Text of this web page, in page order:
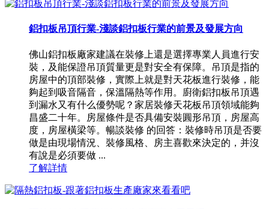
鋁扣板吊頂行業-淺談鋁扣板行業的前景及發展方向
佛山鋁扣板廠家建議在裝修上還是選擇專業人員進行安
裝，及能保證吊頂質量更是對安全有保障。吊頂是指的
房屋中的頂部裝修，實際上就是對天花板進行裝修，能
夠起到吸音隔音，保溫隔熱等作用。廚衛鋁扣板吊頂遇
到漏水又有什么優勢呢？家居裝修天花板吊頂領域能夠
昌盛二十年。房屋條件是否具備安裝圓形吊頂，房屋高
度，房屋橫梁等。暢談裝修 的回答：裝修時吊頂是否要
做是由現場情況、裝修風格、房主喜歡來決定的，并沒
有說是必須要做 ...
了解詳情